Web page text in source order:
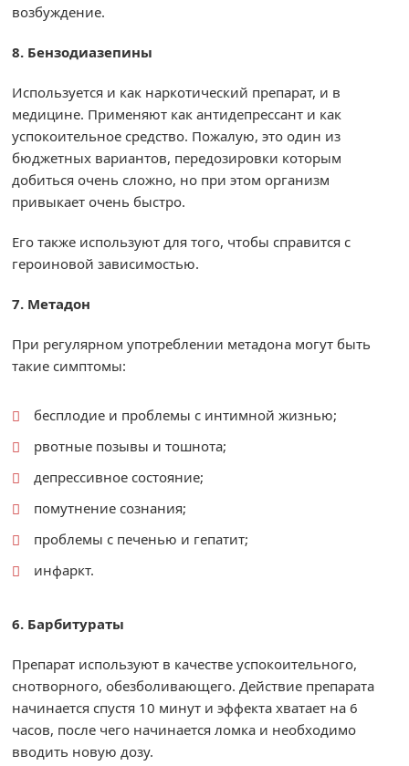
возбуждение.
8. Бензодиазепины
Используется и как наркотический препарат, и в
медицине. Применяют как антидепрессант и как
успокоительное средство. Пожалую, это один из
бюджетных вариантов, передозировки которым
добиться очень сложно, но при этом организм
привыкает очень быстро.
Его также используют для того, чтобы справится с
героиновой зависимостью.
7. Метадон
При регулярном употреблении метадона могут быть
такие симптомы:
бесплодие и проблемы с интимной жизнью;
рвотные позывы и тошнота;
депрессивное состояние;
помутнение сознания;
проблемы с печенью и гепатит;
инфаркт.
6. Барбитураты
Препарат используют в качестве успокоительного,
снотворного, обезболивающего. Действие препарата
начинается спустя 10 минут и эффекта хватает на 6
часов, после чего начинается ломка и необходимо
вводить новую дозу.